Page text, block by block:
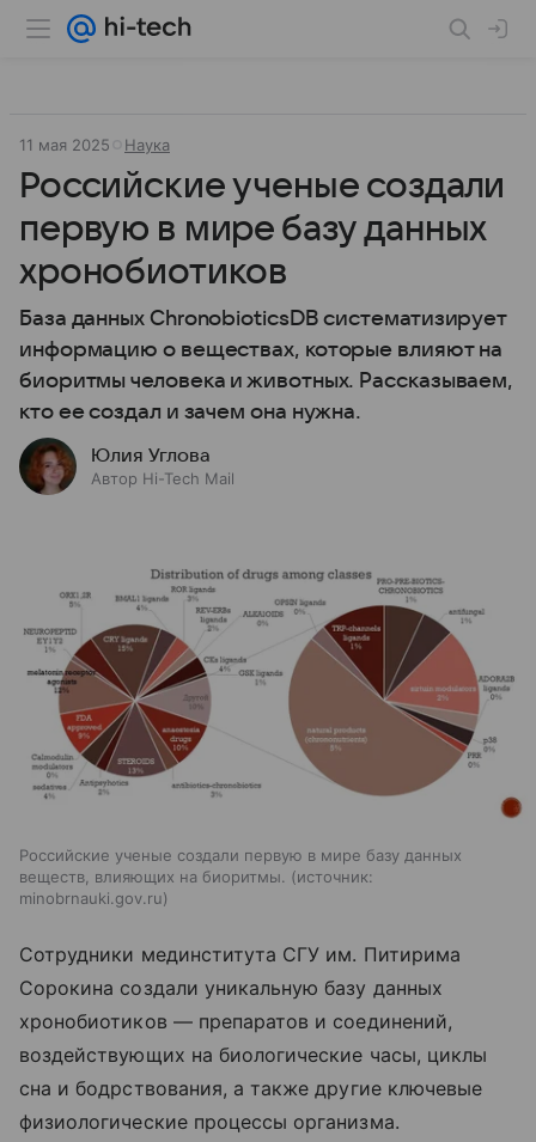
11 мая 2025 Наука
Российские ученые создали
первую в мире базу данных
хронобиотиков
База данных ChronobioticsDB систематизирует
информацию о веществах, которые влияют на
биоритмы человека и животных. Рассказываем,
кто ее создал и зачем она нужна.
Юлия Углова
Автор Hi-Tech Mail
Российские ученые создали первую в мире базу данных
веществ, влияющих на биоритмы.
источник:
minobrnauki.gov.ru
Сотрудники мединститута СГУ им. Питирима
Сорокина создали уникальную базу данных
хронобиотиков — препаратов и соединений,
воздействующих на биологические часы, циклы
сна и бодрствования, а также другие ключевые
физиологические процессы организма.